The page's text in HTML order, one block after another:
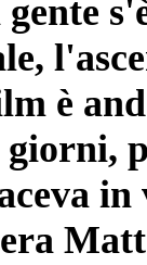
è